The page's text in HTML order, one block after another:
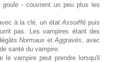
goule - couvrent un peu plus les
à la clé, un étatAssoiffé puis
pas. Les vampires étant des
Normaux etAggravés , avec
santé du vampire.
le vampire peut prendre lorsqu'il